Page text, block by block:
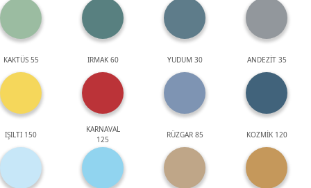
KAKTÜS 55 IRMAK 60 YUDUM 30 ANDEZİT 35
IŞILTI 150
KARNAVAL
125
RÜZGAR 85 KOZMİK 120